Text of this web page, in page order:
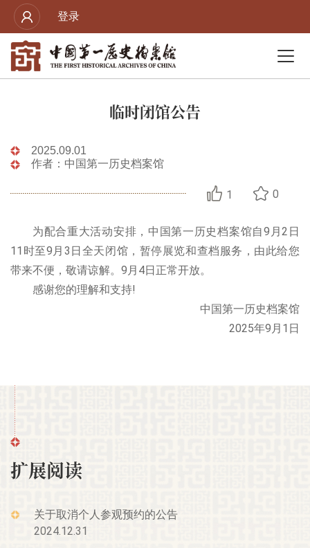
登录
临时闭馆公告
2025.09.01
作者：中国第一历史档案馆
1 0
为配合重大活动安排，中国第一历史档案馆自9月2日
11时至9月3日全天闭馆，暂停展览和查档服务，由此给您
带来不便，敬请谅解。9月4日正常开放。
感谢您的理解和支持!
中国第一历史档案馆
2025年9月1日
扩展阅读
关于取消个人参观预约的公告
2024.12.31